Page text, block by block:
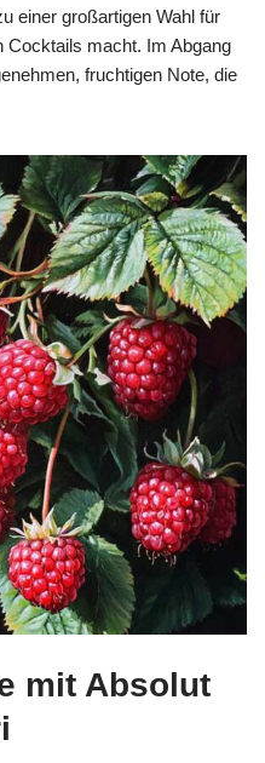
einer großartigen Wahl für
Cocktails macht. Im Abgang
fruchtigen Note, die
mit Absolut